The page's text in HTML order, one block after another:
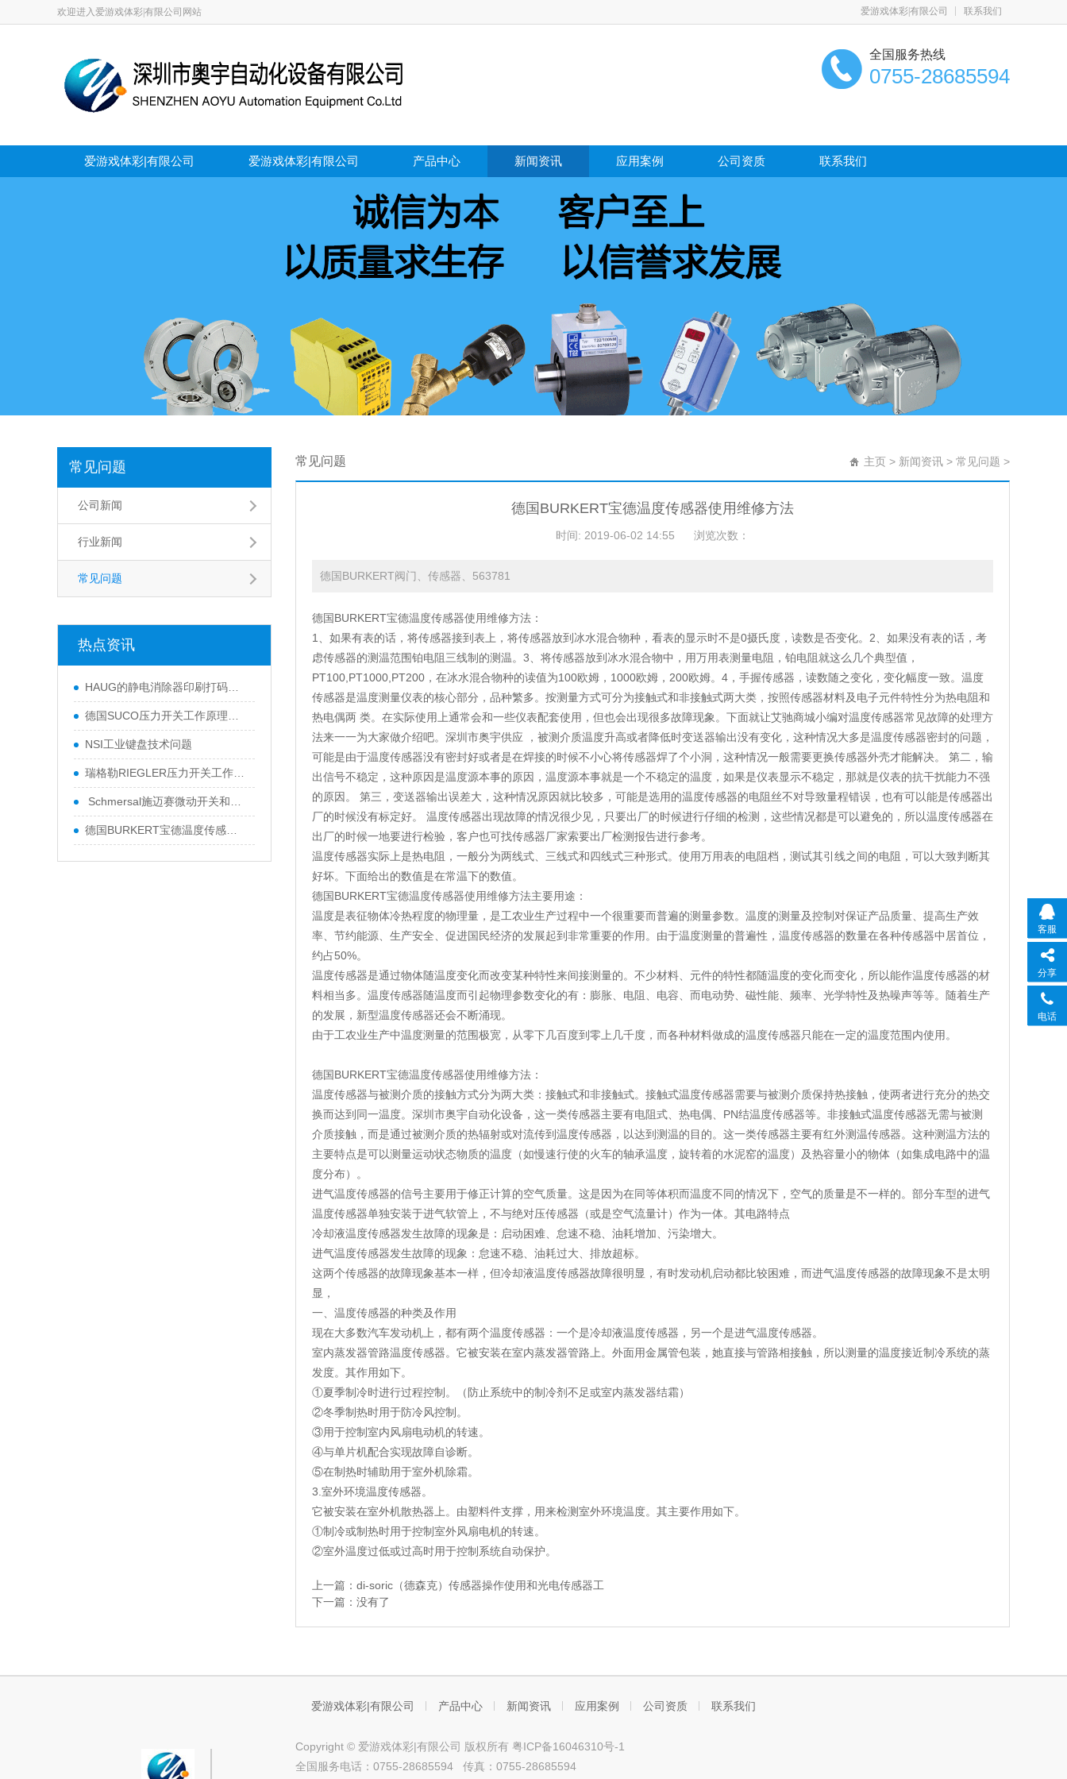
欢迎进入爱游戏体彩|有限公司网站 爱游戏体彩|有限公司 联系我们
全国服务热线
0755-28685594
爱游戏体彩|有限公司 爱游戏体彩|有限公司 产品中心 新闻资讯 应用案例 公司资质 联系我们
常见问题
公司新闻
行业新闻
常见问题
热点资讯
HAUG的静电消除器印刷打码、汽车喷漆
德国SUCO压力开关工作原理及技术参数
NSI工业键盘技术问题
瑞格勒RIEGLER压力开关工作原理
Schmersal施迈赛微动开关和防护门监控
德国BURKERT宝德温度传感器使用维修方
常见问题 主页 > 新闻资讯 > 常见问题 >
德国BURKERT宝德温度传感器使用维修方法
时间: 2019-06-02 14:55 浏览次数：
德国BURKERT阀门、传感器、563781
德国BURKERT宝德温度传感器使用维修方法：
1、如果有表的话，将传感器接到表上，将传感器放到冰水混合物种，看表的显示时不是0摄氏度，读数是否变化。2、如果没有表的话，考
虑传感器的测温范围铂电阻三线制的测温。3、将传感器放到冰水混合物中，用万用表测量电阻，铂电阻就这么几个典型值，
PT100,PT1000,PT200，在冰水混合物种的读值为100欧姆，1000欧姆，200欧姆。4，手握传感器，读数随之变化，变化幅度一致。温度
传感器是温度测量仪表的核心部分，品种繁多。按测量方式可分为接触式和非接触式两大类，按照传感器材料及电子元件特性分为热电阻和
热电偶两 类。在实际使用上通常会和一些仪表配套使用，但也会出现很多故障现象。下面就让艾驰商城小编对温度传感器常见故障的处理方
法来一一为大家做介绍吧。深圳市奥宇供应 ，被测介质温度升高或者降低时变送器输出没有变化，这种情况大多是温度传感器密封的问题，
可能是由于温度传感器没有密封好或者是在焊接的时候不小心将传感器焊了个小洞，这种情况一般需要更换传感器外壳才能解决。 第二，输
出信号不稳定，这种原因是温度源本事的原因，温度源本事就是一个不稳定的温度，如果是仪表显示不稳定，那就是仪表的抗干扰能力不强
的原因。 第三，变送器输出误差大，这种情况原因就比较多，可能是选用的温度传感器的电阻丝不对导致量程错误，也有可以能是传感器出
厂的时候没有标定好。 温度传感器出现故障的情况很少见，只要出厂的时候进行仔细的检测，这些情况都是可以避免的，所以温度传感器在
出厂的时候一地要进行检验，客户也可找传感器厂家索要出厂检测报告进行参考。
温度传感器实际上是热电阻，一般分为两线式、三线式和四线式三种形式。使用万用表的电阻档，测试其引线之间的电阻，可以大致判断其
好坏。下面给出的数值是在常温下的数值。
德国BURKERT宝德温度传感器使用维修方法主要用途：
温度是表征物体冷热程度的物理量，是工农业生产过程中一个很重要而普遍的测量参数。温度的测量及控制对保证产品质量、提高生产效
率、节约能源、生产安全、促进国民经济的发展起到非常重要的作用。由于温度测量的普遍性，温度传感器的数量在各种传感器中居首位，
约占50%。
温度传感器是通过物体随温度变化而改变某种特性来间接测量的。不少材料、元件的特性都随温度的变化而变化，所以能作温度传感器的材
料相当多。温度传感器随温度而引起物理参数变化的有：膨胀、电阻、电容、而电动势、磁性能、频率、光学特性及热噪声等等。随着生产
的发展，新型温度传感器还会不断涌现。
由于工农业生产中温度测量的范围极宽，从零下几百度到零上几千度，而各种材料做成的温度传感器只能在一定的温度范围内使用。
德国BURKERT宝德温度传感器使用维修方法：
温度传感器与被测介质的接触方式分为两大类：接触式和非接触式。接触式温度传感器需要与被测介质保持热接触，使两者进行充分的热交
换而达到同一温度。深圳市奥宇自动化设备，这一类传感器主要有电阻式、热电偶、PN结温度传感器等。非接触式温度传感器无需与被测
介质接触，而是通过被测介质的热辐射或对流传到温度传感器，以达到测温的目的。这一类传感器主要有红外测温传感器。这种测温方法的
主要特点是可以测量运动状态物质的温度（如慢速行使的火车的轴承温度，旋转着的水泥窑的温度）及热容量小的物体（如集成电路中的温
度分布）。
进气温度传感器的信号主要用于修正计算的空气质量。这是因为在同等体积而温度不同的情况下，空气的质量是不一样的。部分车型的进气
温度传感器单独安装于进气软管上，不与绝对压传感器（或是空气流量计）作为一体。其电路特点
冷却液温度传感器发生故障的现象是：启动困难、怠速不稳、油耗增加、污染增大。
进气温度传感器发生故障的现象：怠速不稳、油耗过大、排放超标。
这两个传感器的故障现象基本一样，但冷却液温度传感器故障很明显，有时发动机启动都比较困难，而进气温度传感器的故障现象不是太明
显，
一、温度传感器的种类及作用
现在大多数汽车发动机上，都有两个温度传感器：一个是冷却液温度传感器，另一个是进气温度传感器。
室内蒸发器管路温度传感器。它被安装在室内蒸发器管路上。外面用金属管包装，她直接与管路相接触，所以测量的温度接近制冷系统的蒸
发度。其作用如下。
①夏季制冷时进行过程控制。（防止系统中的制冷剂不足或室内蒸发器结霜）
②冬季制热时用于防冷风控制。
③用于控制室内风扇电动机的转速。
④与单片机配合实现故障自诊断。
⑤在制热时辅助用于室外机除霜。
3.室外环境温度传感器。
它被安装在室外机散热器上。由塑料件支撑，用来检测室外环境温度。其主要作用如下。
①制冷或制热时用于控制室外风扇电机的转速。
②室外温度过低或过高时用于控制系统自动保护。
上一篇： di-soric（德森克）传感器操作使用和光电传感器工
下一篇：没有了
爱游戏体彩|有限公司 产品中心 新闻资讯 应用案例 公司资质 联系我们
Copyright © 爱游戏体彩|有限公司 版权所有 粤ICP备16046310号-1
全国服务电话：0755-28685594 传真：0755-28685594
客服
分享
电话